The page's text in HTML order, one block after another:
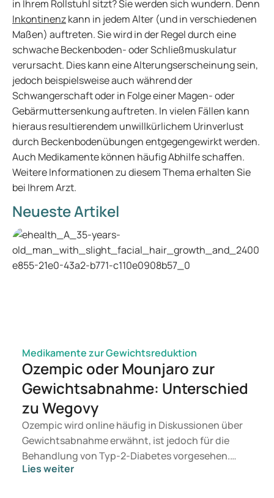
in Ihrem Rollstuhl sitzt? Sie werden sich wundern. Denn
Inkontinenzkann in jedem Alter (und in verschiedenen
Maßen) auftreten. Sie wird in der Regel durch eine
schwache Beckenboden- oder Schließmuskulatur
verursacht. Dies kann eine Alterungserscheinung sein,
jedoch beispielsweise auch während der
Schwangerschaft oder in Folge einer Magen- oder
Gebärmuttersenkung auftreten. In vielen Fällen kann
hieraus resultierendem unwillkürlichem Urinverlust
durch Beckenbodenübungen entgegengewirkt werden.
Auch Medikamente können häufig Abhilfe schaffen.
Weitere Informationen zu diesem Thema erhalten Sie
bei Ihrem Arzt.
Neueste Artikel
Medikamente zur Gewichtsreduktion
Ozempic oder Mounjaro zur
Gewichtsabnahme: Unterschied
zu Wegovy
Ozempic wird online häufig in Diskussionen über
Gewichtsabnahme erwähnt, ist jedoch für die
Behandlung von Typ-2-Diabetes vorgesehen.
Wenn Sie eine Therapie zur Gewichtskontrolle
Lies weiter